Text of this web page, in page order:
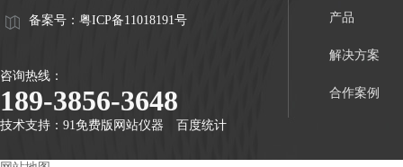
备案号： 粤ICP备11018191号
咨询热线：
189-3856-3648
技术支持： 91免费版网站仪器 百度统计
产品
解决方案
合作案例